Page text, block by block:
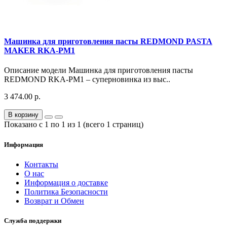
Машинка для приготовления пасты REDMOND PASTA
MAKER RKA-PM1
Описание модели Машинка для приготовления пасты
REDMOND RKA-PM1 – суперновинка из выс..
3 474.00 р.
В корзину
Показано с 1 по 1 из 1 (всего 1 страниц)
Информация
Контакты
О нас
Информация о доставке
Политика Безопасности
Возврат и Обмен
Служба поддержки